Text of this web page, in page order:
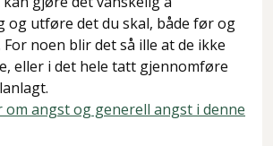
og utføre det du skal, både før og
noen blir det så ille at de ikke
eller i det hele tatt gjennomføre
om angst og generell angst i denne